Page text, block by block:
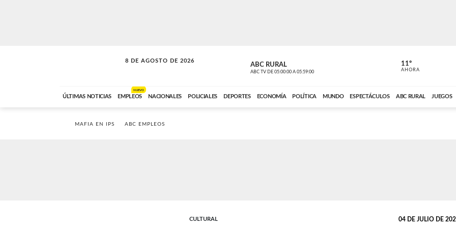
8 DE AGOSTO DE 2026
SOLO MÚSICA ABC RURAL
ABC TV DE 05:00:00 A 05:59:00 ABC CARDINAL
11º
AHORA
ÚLTIMAS NOTICIAS EMPLEOS
NUEVO
NACIONALES POLICIALES DEPORTES ECONOMÍA POLÍTICA MUNDO ESPECTÁCULOS ABC RURAL JUEGOS
MAFIA EN IPS ABC EMPLEOS
CULTURAL 04 DE JULIO DE